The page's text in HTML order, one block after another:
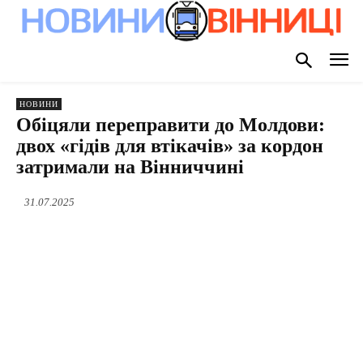
НОВИНИ
Обіцяли переправити до Молдови:
двох «гідів для втікачів» за кордон
затримали на Вінниччині
31.07.2025